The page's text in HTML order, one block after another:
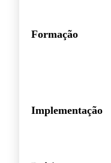
Formação
Implementação